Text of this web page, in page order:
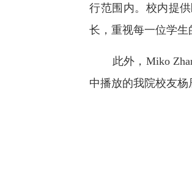
行范围内。校内提
长，重视每一位学生
此外，Miko
中播放的我院校友杨